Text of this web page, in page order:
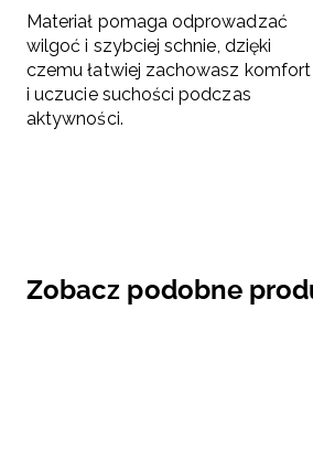
Materiał pomaga odprowadzać
wilgoć i szybciej schnie, dzięki
czemu łatwiej zachowasz komfort
i uczucie suchości podczas
aktywności.
Zobacz podobne